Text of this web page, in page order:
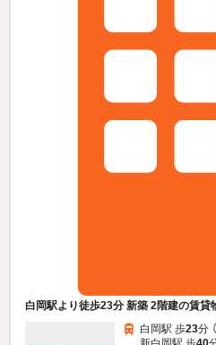
白岡駅より徒歩23分 新築 2階建の賃貸
白岡駅 歩23分